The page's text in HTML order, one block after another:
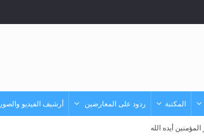
المكتبة ردود على المعارضين أرشيف الفيديو والصور
أيده الله